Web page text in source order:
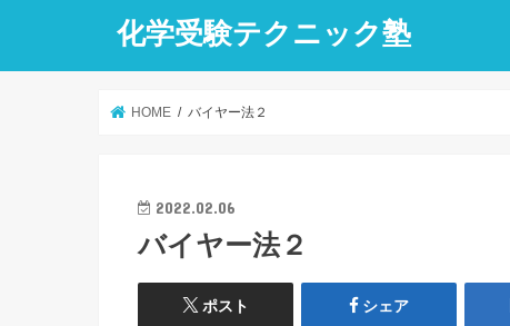
化学受験テクニック塾
HOME バイヤー法２
2022.02.06
バイヤー法２
ポスト シェア